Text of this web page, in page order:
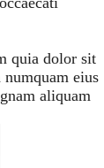
quia dolor sit
eius
aliquam